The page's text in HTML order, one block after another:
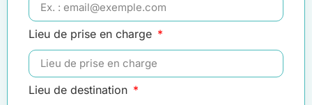
Lieu de prise en charge
Lieu de destination